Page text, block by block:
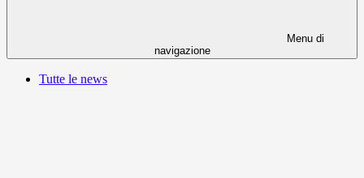
Menu di
navigazione
Tutte le news